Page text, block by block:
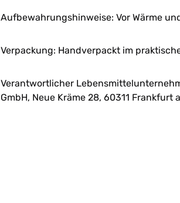
Aufbewahrungshinweise: Vor Wärme
Verpackung: Handverpackt im
Verantwortlicher
GmbH, Neue Kräme 28, 60311 Frankfurt